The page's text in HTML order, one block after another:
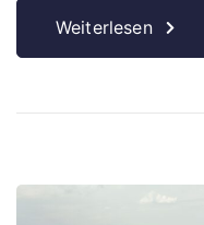
Weiterlesen